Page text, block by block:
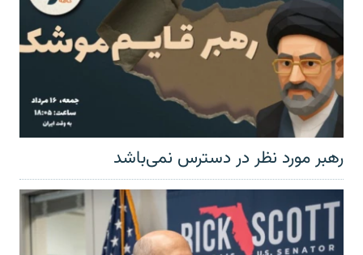
رهبر مورد نظر در دسترس نمی‌باشد